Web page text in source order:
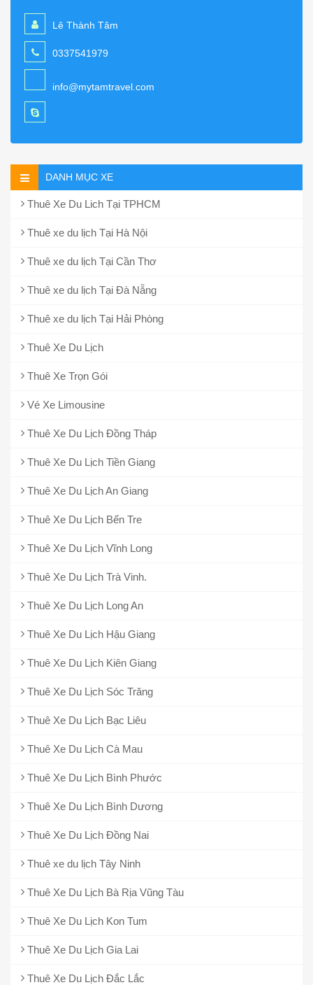
Lê Thành Tâm
0337541979
info@mytamtravel.com
DANH MỤC XE
Thuê Xe Du Lich Tại TPHCM
Thuê xe du lịch Tại Hà Nội
Thuê xe du lịch Tại Cần Thơ
Thuê xe du lịch Tại Đà Nẵng
Thuê xe du lịch Tại Hải Phòng
Thuê Xe Du Lịch
Thuê Xe Trọn Gói
Vé Xe Limousine
Thuê Xe Du Lịch Đồng Tháp
Thuê Xe Du Lịch Tiền Giang
Thuê Xe Du Lịch An Giang
Thuê Xe Du Lịch Bến Tre
Thuê Xe Du Lịch Vĩnh Long
Thuê Xe Du Lịch Trà Vinh.
Thuê Xe Du Lịch Long An
Thuê Xe Du Lịch Hậu Giang
Thuê Xe Du Lịch Kiên Giang
Thuê Xe Du Lịch Sóc Trăng
Thuê Xe Du Lịch Bạc Liêu
Thuê Xe Du Lịch Cà Mau
Thuê Xe Du Lịch Bình Phước
Thuê Xe Du Lịch Bình Dương
Thuê Xe Du Lịch Đồng Nai
Thuê xe du lịch Tây Ninh
Thuê Xe Du Lịch Bà Rịa Vũng Tàu
Thuê Xe Du Lịch Kon Tum
Thuê Xe Du Lịch Gia Lai
Thuê Xe Du Lịch Đắc Lắc